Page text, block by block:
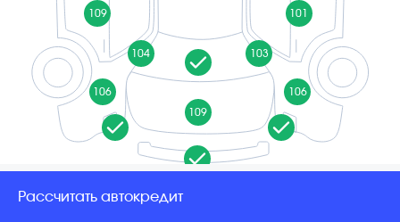
109
109
104
106
101
103
106
Рассчитать автокредит